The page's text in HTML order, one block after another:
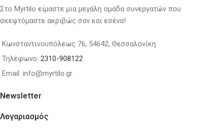
Στο Myrtilo είμαστε μια μεγάλη ομάδα συνεργατών που
σκεφτόμαστε ακριβώς σαν και εσένα!
Κωνσταντινουπόλεως 76, 54642, Θεσσαλονίκη
Τηλέφωνο: 2310-908122
Email: info@myrtilo.gr
Newsletter
Λογαριασμός